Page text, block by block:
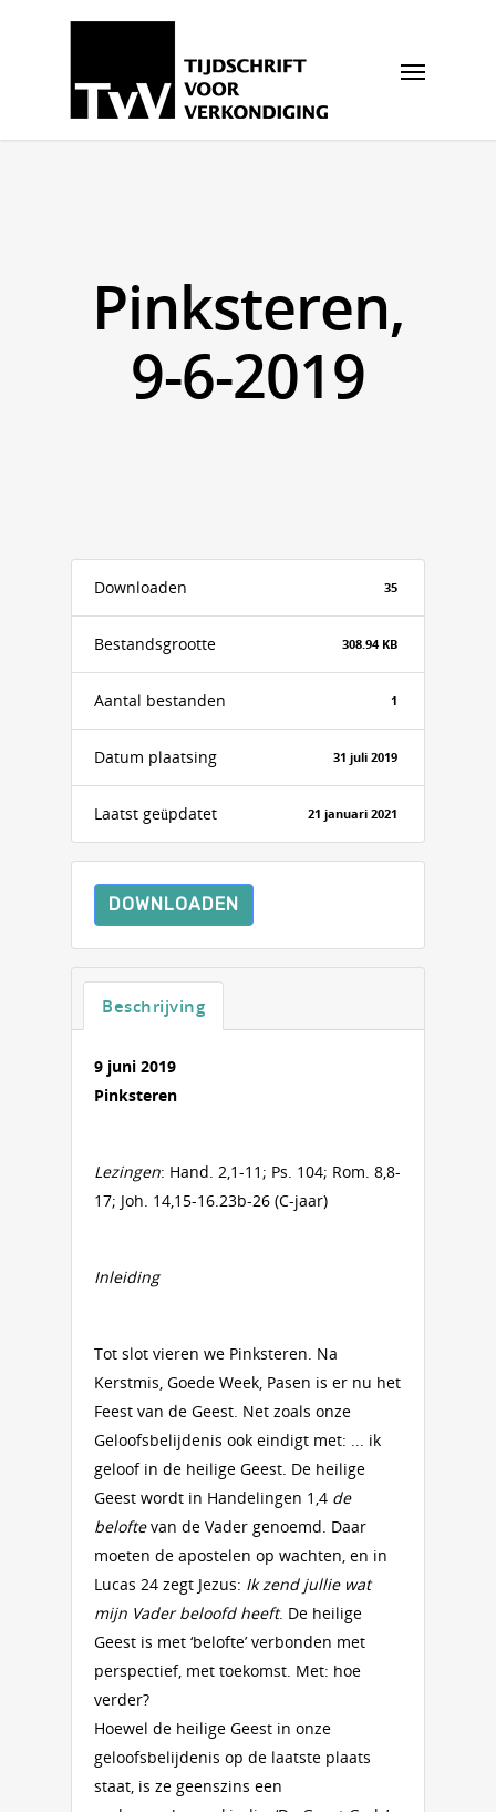
Pinksteren,
9-6-2019
Downloaden 35
Bestandsgrootte 308.94 KB
Aantal bestanden 1
Datum plaatsing 31 juli 2019
Laatst geüpdatet 21 januari 2021
DOWNLOADEN
Beschrijving
9 juni 2019
Pinksteren
Lezingen: Hand. 2,1-11; Ps. 104; Rom. 8,8-
17; Joh. 14,15-16.23b-26 (C-jaar)
Inleiding
Tot slot vieren we Pinksteren. Na
Kerstmis, Goede Week, Pasen is er nu het
Feest van de Geest. Net zoals onze
Geloofsbelijdenis ook eindigt met: ... ik
geloof in de heilige Geest. De heilige
Geest wordt in Handelingen 1,4 de
beloftevan de Vader genoemd. Daar
moeten de apostelen op wachten, en in
Lucas 24 zegt Jezus: Ik zend jullie wat
mijn Vader beloofd heeft. De heilige
Geest is met ‘belofte’ verbonden met
perspectief, met toekomst. Met: hoe
verder?
Hoewel de heilige Geest in onze
geloofsbelijdenis op de laatste plaats
staat, is ze geenszins een